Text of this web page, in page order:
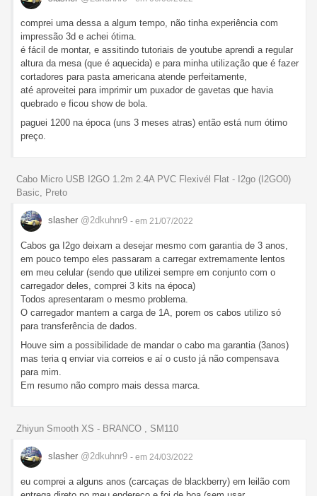
comprei uma dessa a algum tempo, não tinha experiência com
impressão 3d e achei ótima.
é fácil de montar, e assitindo tutoriais de youtube aprendi a regular
altura da mesa (que é aquecida) e para minha utilização que é fazer
cortadores para pasta americana atende perfeitamente,
até aproveitei para imprimir um puxador de gavetas que havia
quebrado e ficou show de bola.
paguei 1200 na época (uns 3 meses atras) então está num ótimo
preço.
Cabo Micro USB I2GO 1.2m 2.4A PVC Flexivél Flat - I2go (I2GO0)
Basic, Preto
slasher @2dkuhnr9 - em 21/07/2022
Cabos ga I2go deixam a desejar mesmo com garantia de 3 anos,
em pouco tempo eles passaram a carregar extremamente lentos
em meu celular (sendo que utilizei sempre em conjunto com o
carregador deles, comprei 3 kits na época)
Todos apresentaram o mesmo problema.
O carregador mantem a carga de 1A, porem os cabos utilizo só
para transferência de dados.
Houve sim a possibilidade de mandar o cabo ma garantia (3anos)
mas teria q enviar via correios e aí o custo já não compensava
para mim.
Em resumo não compro mais dessa marca.
Zhiyun Smooth XS - BRANCO , SM110
slasher @2dkuhnr9 - em 24/03/2022
eu comprei a alguns anos (carcaças de blackberry) em leilão com